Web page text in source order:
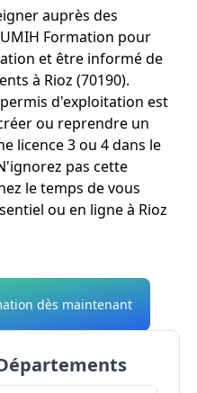
auprès des
Formation pour
et être informé de
à Rioz (70190).
d'exploitation est
ou reprendre un
licence 3 ou 4 dans le
pas cette
le temps de vous
ou en ligne à Rioz
dès maintenant